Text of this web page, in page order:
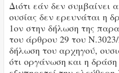
Διότι εάν δεν συμβαίνει
ουσίας δεν ερευνάται η
1ον στην δήλωση της
του άρθρου 29 του
δήλωση του αρχηγού,
ότι οργάνωση και η